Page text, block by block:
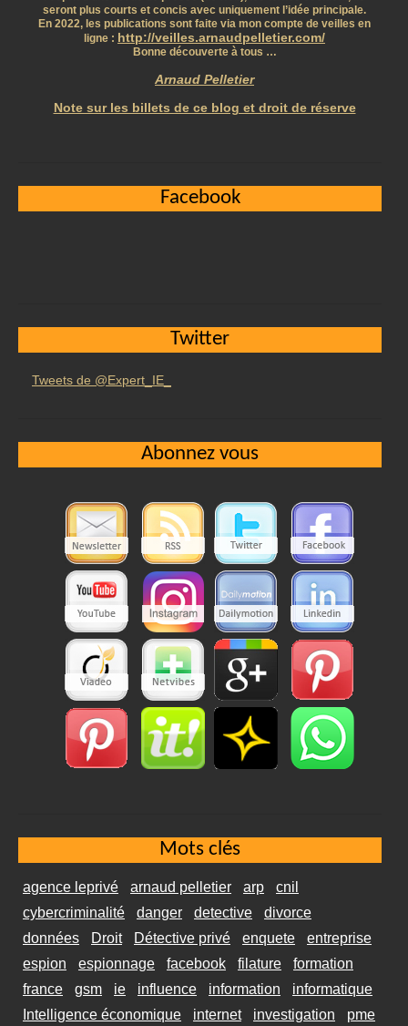
seront plus courts et concis avec uniquement l’idée principale.
En 2022, les publications sont faite via mon compte de veilles en
ligne : http://veilles.arnaudpelletier.com/
Bonne découverte à tous …
Arnaud Pelletier
Note sur les billets de ce blog et droit de réserve
Facebook
Twitter
Tweets de @Expert_IE_
Abonnez vous
Mots clés
agence leprivé arnaud pelletier arp
cnil
cybercriminalité
danger detective
divorce
données
Droit Détective privé enquete
entreprise
espion
espionnage facebook filature
formation
france
gsm ie influence information
informatique
Intelligence économique
internet investigation pme